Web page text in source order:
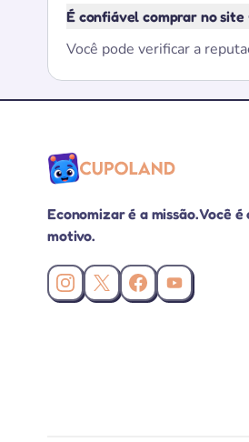
É confiável comprar no site
Você pode verificar a
Economizar é a missão. Você é
motivo.
Instagram da Cupoland
X (Twitter) da Cupoland
Facebook da
Canal da